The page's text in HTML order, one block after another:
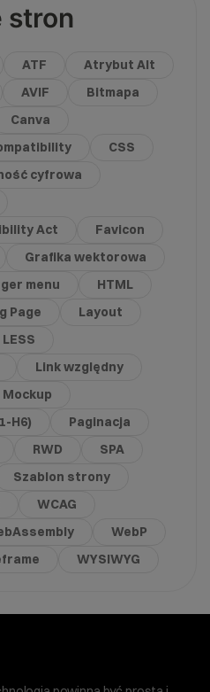
stron
ATF
Atrybut Alt
AVIF
Bitmapa
Canva
CSS
cyfrowa
Act
Favicon
Grafika wektorowa
menu
HTML
Page
Layout
LESS
Link względny
Mockup
H6)
Paginacja
RWD
SPA
Szablon strony
WCAG
WebP
WYSIWYG